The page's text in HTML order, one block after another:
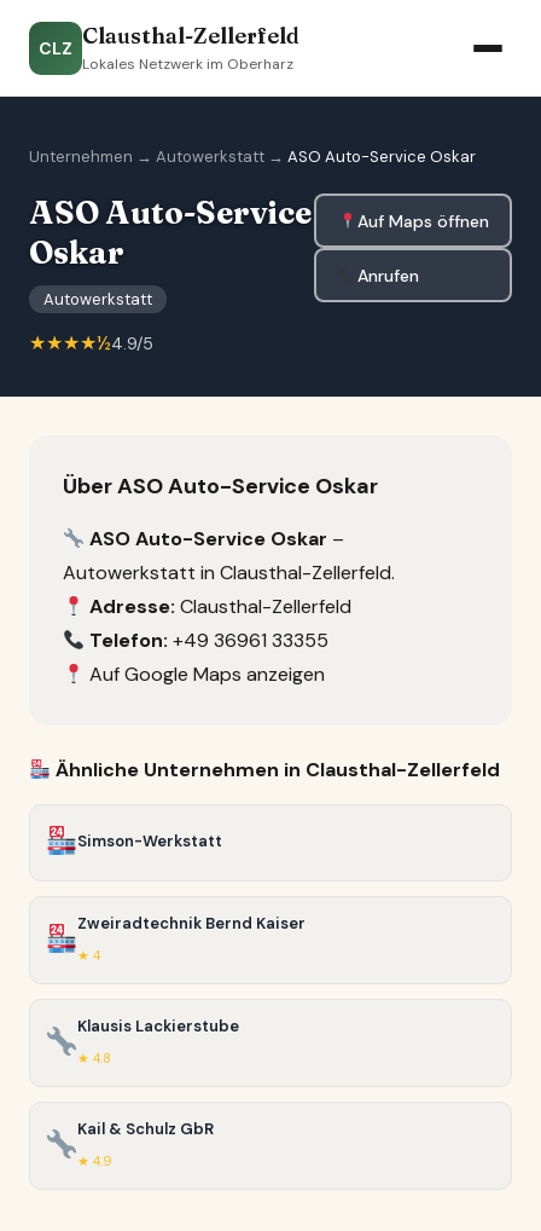
CLZ Clausthal-Zellerfeld
Lokales Netzwerk im Oberharz
Unternehmen → Autowerkstatt → ASO Auto-Service Oskar
ASO Auto-Service
Oskar
Autowerkstatt
★★★★½4.9/5
Auf Maps öffnen
Anrufen
Über ASO Auto-Service Oskar
ASO Auto-Service Oskar –
Autowerkstatt in Clausthal-Zellerfeld.
Adresse: Clausthal-Zellerfeld
Telefon: +49 36961 33355
Auf Google Maps anzeigen
Ähnliche Unternehmen in Clausthal-Zellerfeld
Simson-Werkstatt
Zweiradtechnik Bernd Kaiser
★ 4
Klausis Lackierstube
★ 4.8
Kail & Schulz GbR
★ 4.9